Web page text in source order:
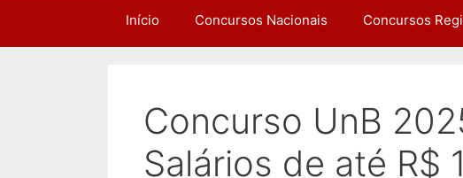
Início Concursos Nacionais Concursos
Concurso UnB
Salários de até R$